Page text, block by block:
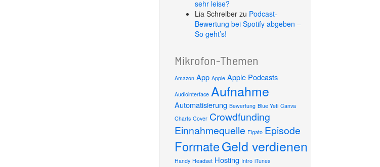
sehr leise?
Lia Schreiber zu Podcast-
Bewertung bei Spotify abgeben –
So geht’s!
Mikrofon-Themen
Amazon App Apple Apple Podcasts
Audiointerface Aufnahme
Automatisierung Bewertung Blue Yeti Canva
Charts Cover Crowdfunding
Einnahmequelle Elgato Episode
FormateGeld verdienen
Handy Headset Hosting Intro iTunes